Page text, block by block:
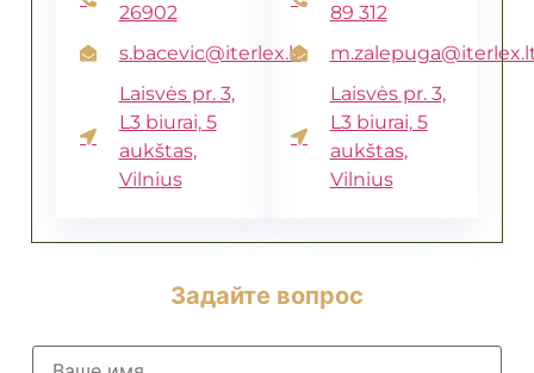
26902
s.bacevic@iterlex.lt
Laisvės pr. 3,
L3 biurai, 5
aukštas,
Vilnius
89 312
Laisvės pr. 3,
L3 biurai, 5
aukštas,
Vilnius
Задайте вопрос